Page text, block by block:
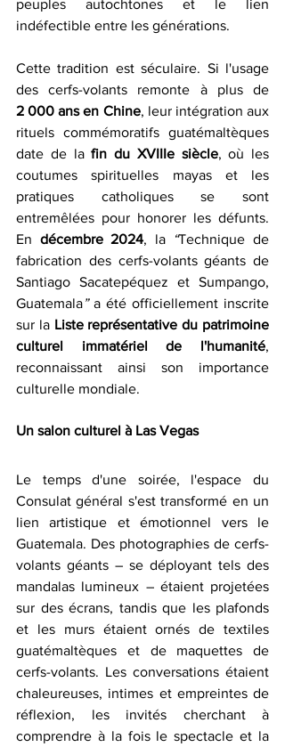
peuples autochtones et le lien
indéfectible entre les générations.
Cette tradition est séculaire. Si l'usage
2 000 ans en Chine, leur intégration aux
rituels commémoratifs guatémaltèques
date de la fin du XVIIIe siècle, où les
coutumes spirituelles mayas et les
pratiques catholiques se sont
entremêlées pour honorer les défunts.
En décembre 2024, la “Technique de
fabrication des cerfs-volants géants de
Santiago Sacatepéquez et Sumpango,
Guatemala” a été officiellement inscrite
sur la Liste représentative du patrimoine
culturel immatériel de l'humanité,
reconnaissant ainsi son importance
culturelle mondiale.
Un salon culturel à Las Vegas
Le temps d'une soirée, l'espace du
Consulat général s'est transformé en un
lien artistique et émotionnel vers le
Guatemala. Des photographies de cerfs-
volants géants – se déployant tels des
mandalas lumineux – étaient projetées
sur des écrans, tandis que les plafonds
et les murs étaient ornés de textiles
guatémaltèques et de maquettes de
cerfs-volants. Les conversations étaient
chaleureuses, intimes et empreintes de
réflexion, les invités cherchant à
comprendre à la fois le spectacle et la